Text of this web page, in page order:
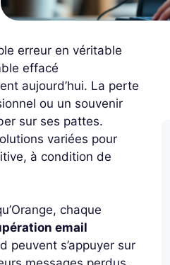
erreur en véritable
effacé
aujourd’hui. La perte
ou un souvenir
sur ses pattes.
variées pour
à condition de
chaque
email
peuvent s’appuyer sur